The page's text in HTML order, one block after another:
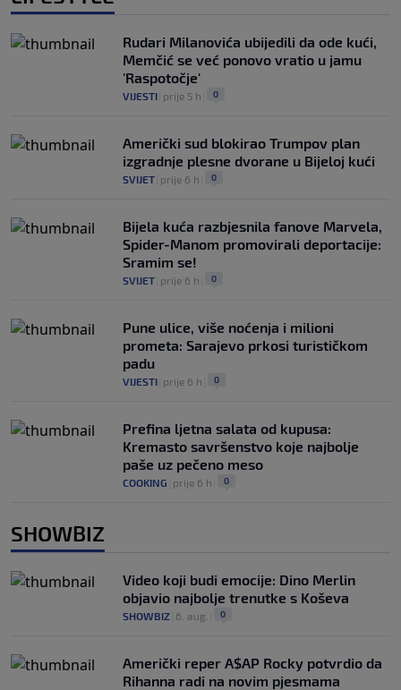
Rudari Milanovića ubijedili da ode kući,
Memčić se već ponovo vratio u jamu
'Raspotočje'
VIJESTI prije 5 h 0
Američki sud blokirao Trumpov plan
izgradnje plesne dvorane u Bijeloj kući
SVIJET prije 6 h 0
Bijela kuća razbjesnila fanove Marvela,
Spider-Manom promovirali deportacije:
Sramim se!
SVIJET prije 6 h 0
Pune ulice, više noćenja i milioni
prometa: Sarajevo prkosi turističkom
padu
VIJESTI prije 6 h 0
Prefina ljetna salata od kupusa:
Kremasto savršenstvo koje najbolje
paše uz pečeno meso
COOKING prije 6 h 0
SHOWBIZ
Video koji budi emocije: Dino Merlin
objavio najbolje trenutke s Koševa
SHOWBIZ 6. aug. 0
Američki reper A$AP Rocky potvrdio da
Rihanna radi na novim pjesmama